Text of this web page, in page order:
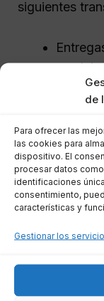
de
Para ofrecer las
las cookies para
dispositivo. El
procesar datos
identificaciones
consentimiento,
características y
Gestionar los
siguientes
Las
Sin embargo,
no se